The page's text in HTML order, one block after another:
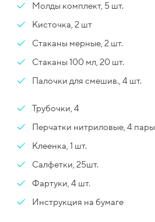
Молды комплект, 5 шт.
Кисточка, 2 шт
Стаканы мерные, 2 шт.
Стаканы 100 мл, 20 шт.
Палочки для смешив., 4 шт.
Трубочки, 4
Перчатки нитриловые, 4 пары
Клеенка, 1 шт.
Салфетки, 25шт.
Фартуки, 4 шт.
Инструкция на бумаге